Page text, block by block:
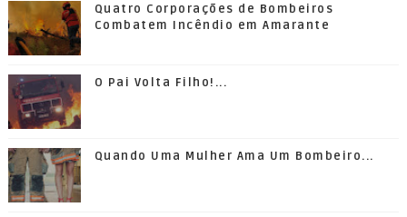
Quatro Corporações de Bombeiros
Combatem Incêndio em Amarante
O Pai Volta Filho!...
Quando Uma Mulher Ama Um Bombeiro...